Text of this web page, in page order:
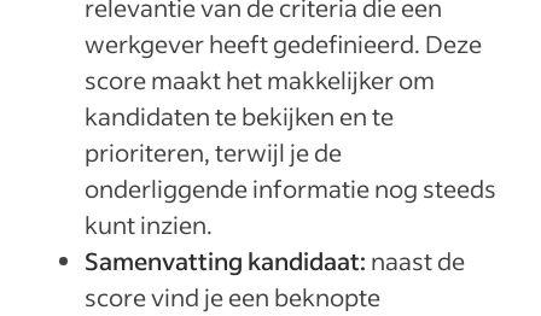
relevantie van de criteria die een
werkgever heeft gedefinieerd. Deze
score maakt het makkelijker om
kandidaten te bekijken en te
prioriteren, terwijl je de
onderliggende informatie nog steeds
kunt inzien.
Samenvatting kandidaat: naast de
score vind je een beknopte